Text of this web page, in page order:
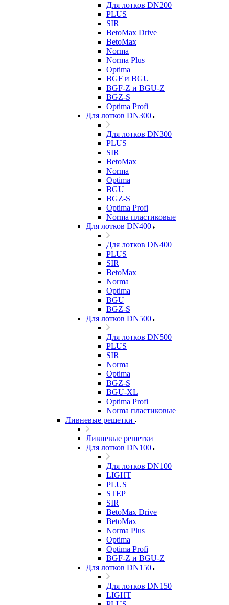
Для лотков DN200
PLUS
SIR
BetoMax Drive
BetoMax
Norma
Norma Plus
Optima
BGF и BGU
BGF-Z и BGU-Z
BGZ-S
Optima Profi
Для лотков DN300
Для лотков DN300
PLUS
SIR
BetoMax
Norma
Optima
BGU
BGZ-S
Optima Profi
Norma пластиковые
Для лотков DN400
Для лотков DN400
PLUS
SIR
BetoMax
Norma
Optima
BGU
BGZ-S
Для лотков DN500
Для лотков DN500
PLUS
SIR
Norma
Optima
BGZ-S
BGU-XL
Optima Profi
Norma пластиковые
Ливневые решетки
Ливневые решетки
Для лотков DN100
Для лотков DN100
LIGHT
PLUS
STEP
SIR
BetoMax Drive
BetoMax
Norma Plus
Optima
Optima Profi
BGF-Z и BGU-Z
Для лотков DN150
Для лотков DN150
LIGHT